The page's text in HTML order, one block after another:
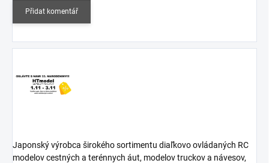
Přidat komentář
Japonský výrobca širokého sortimentu diaľkovo ovládaných RC
modelov cestných a terénnych áut, modelov truckov a návesov,